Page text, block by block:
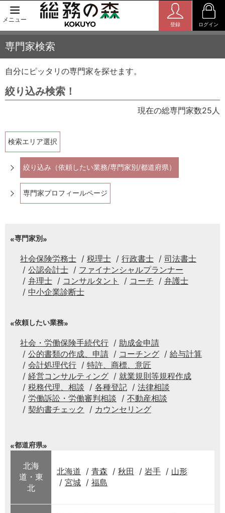
メニュー
登録 ログイン
専門家検索
自分にピッタリの専門家を探せます。
絞り込み検索！
現在の総専門家数25人
検索エリア選択
絞り込み（依頼したい業務/専門家別/都道府県）
専門家プロフィールページ
専門家別
社会保険労務士 税理士 行政書士
司法書士
公認会計士
ファイナンシャルプランナー
弁理士
コンサルタント コーチ
弁護士
中小企業診断士
依頼したい業務
社会・労働保険手続代行
助成金申請
公的書類の作成、申請
コーチング
給与計算
会計処理代行
特許、商標、意匠
経営コンサルティング
就業規則等規程作成
税務代理、相談
各種登記
法律相談
労働訴訟・労働審判相談
不動産相談
契約書チェック
カウンセリング
都道府県
北海
道・東
北
北海道 青森 秋田 岩手
山形
宮城
福島